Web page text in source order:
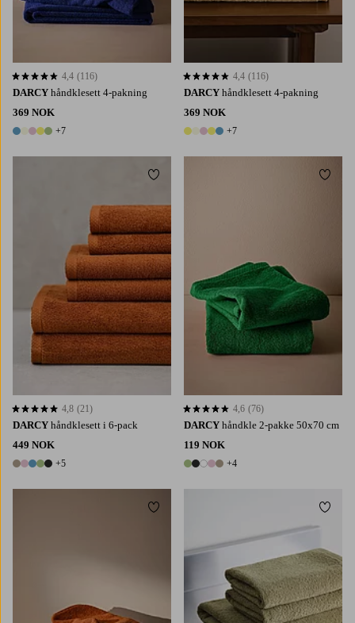
DARCY håndklesett 4-pakning
369 NOK
12 farger
+7
4,4 basert på 116 karaktergivninger
4,4 (116)
DARCY håndklesett 4-pakning
369 NOK
12 farger
+7
4,4 basert på 116 karaktergivninger
4,4 (116)
DARCY håndklesett i 6-pack
449 NOK
10 farger
+5
4,8 basert på 21 karaktergivninger
4,8 (21)
Legg til favoritter
DARCY håndkle 2-pakke 50x70 cm
119 NOK
9 farger
+4
4,6 basert på 76 karaktergivninger
4,6 (76)
Legg
Legg til favoritter Legg